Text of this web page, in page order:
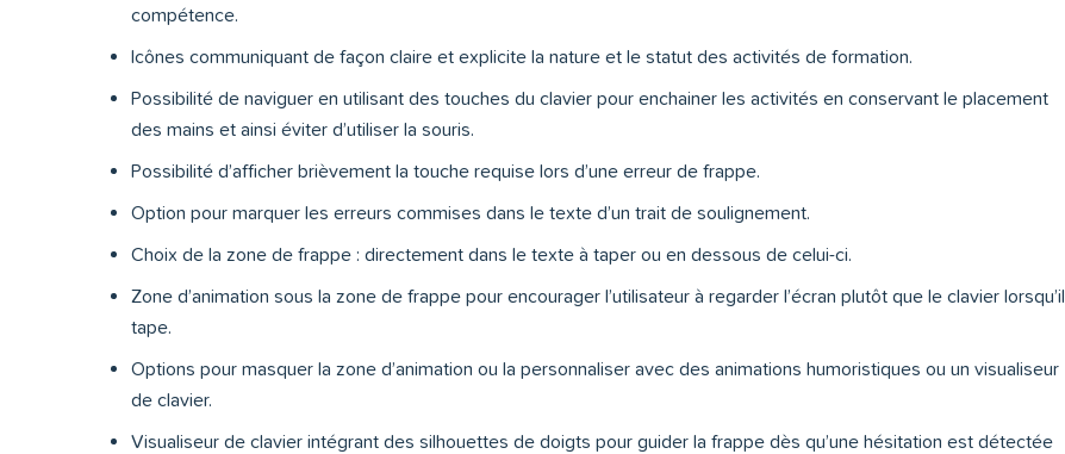
compétence.
Icônes communiquant de façon claire et explicite la nature et le statut des activités de formation.
Possibilité de naviguer en utilisant des touches du clavier pour enchainer les activités en conservant le placement
des mains et ainsi éviter d’utiliser la souris.
Possibilité d’afficher brièvement la touche requise lors d’une erreur de frappe.
Option pour marquer les erreurs commises dans le texte d’un trait de soulignement.
Choix de la zone de frappe : directement dans le texte à taper ou en dessous de celui-ci.
Zone d’animation sous la zone de frappe pour encourager l’utilisateur à regarder l’écran plutôt que le clavier lorsqu’il
tape.
Options pour masquer la zone d’animation ou la personnaliser avec des animations humoristiques ou un visualiseur
de clavier.
Visualiseur de clavier intégrant des silhouettes de doigts pour guider la frappe dès qu’une hésitation est détectée